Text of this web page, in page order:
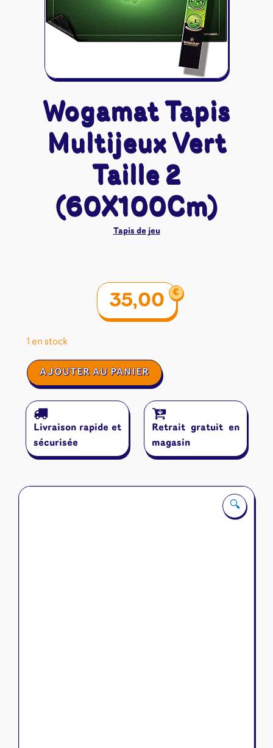
Naruto Mythos
Autres
Tapis de jeu
🔍
Wogamat Tapis
Multijeux Vert
Taille 2
(60X100Cm)
Tapis de jeu
35,00 €
1 en stock
quantité
de
Tapis
Multijeux
Vert
Taille
2
AJOUTER AU PANIER
Livraison rapide et
sécurisée
Retrait gratuit en
magasin